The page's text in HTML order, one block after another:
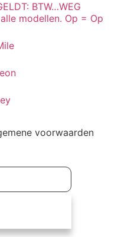
BTW…WEG
modellen. Op = Op
voorwaarden